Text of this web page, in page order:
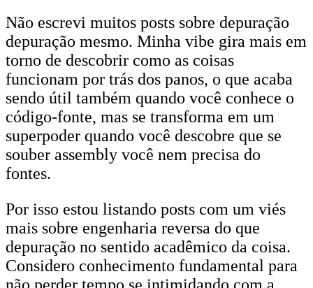
Não escrevi muitos posts sobre depuração
depuração mesmo. Minha vibe gira mais em
torno de descobrir como as coisas
funcionam por trás dos panos, o que acaba
sendo útil também quando você conhece o
código-fonte, mas se transforma em um
superpoder quando você descobre que se
souber assembly você nem precisa do
fontes.
Por isso estou listando posts com um viés
mais sobre engenharia reversa do que
depuração no sentido acadêmico da coisa.
Considero conhecimento fundamental para